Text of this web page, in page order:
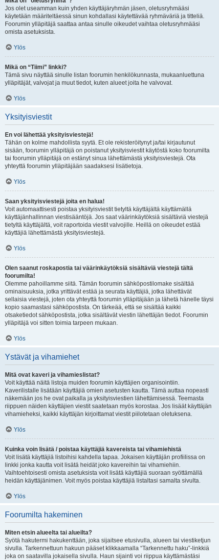
Jos olet useamman kuin yhden käyttäjäryhmän jäsen, oletusryhmääsi
käytetään määriteltäessä sinun kohdallasi käytettävää ryhmäväriä ja titteliä.
Foorumin ylläpitäjä saattaa antaa sinulle oikeudet vaihtaa oletusryhmääsi
omista asetuksista.
Ylös
Mikä on “Tiimi” linkki?
Tämä sivu näyttää sinulle listan foorumin henkilökunnasta, mukaanluettuna
ylläpitäjät, valvojat ja muut tiedot, kuten alueet joita he valvovat.
Ylös
Yksityisviestit
En voi lähettää yksityisviestejä!
Tähän on kolme mahdollista syytä. Et ole rekisteröitynyt ja/tai kirjautunut
sisään, foorumin ylläpitäjä on poistanut yksityisviestit käytöstä koko foorumilta
tai foorumin ylläpitäjä on estänyt sinua lähettämästä yksityisviestejä. Ota
yhteyttä foorumin ylläpitäjään saadaksesi lisätietoja.
Ylös
Saan yksityisviestejä joita en halua!
Voit automaattisesti poistaa yksityisviestit tietyltä käyttäjältä käyttämällä
käyttäjänhallinnan viestisääntöjä. Jos saat väärinkäytöksiä sisältäviä viestejä
tietyltä käyttäjältä, voit raportoida viestit valvojille. Heillä on oikeudet estää
käyttäjiä lähettämästä yksityisviestejä.
Ylös
Olen saanut roskapostia tai väärinkäytöksiä sisältäviä viestejä tältä
foorumilta!
Olemme pahoillamme siitä. Tämän foorumin sähköpostilomake sisältää
ominaisuuksia, jotka yrittävät estää ja seurata käyttäjiä, jotka lähettävät
sellaisia viestejä, joten ota yhteyttä foorumin ylläpitäjään ja lähetä hänelle täysi
kopio saamastasi sähköpostista. On tärkeää, että se sisältää kaikki
otsaketiedot sähköpostista, jotka sisältävät viestin lähettäjän tiedot. Foorumin
ylläpitäjä voi sitten toimia tarpeen mukaan.
Ylös
Ystävät ja vihamiehet
Mitä ovat kaveri ja vihamieslistat?
Voit käyttää näitä listoja muiden foorumin käyttäjien organisointiin.
Kaverilistalle lisätään käyttäjiä omien asetusten kautta. Tämä auttaa nopeasti
näkemään jos he ovat paikalla ja yksityisviestien lähettämisessä. Teemasta
riippuen näiden käyttäjien viestit saatetaan myös korostaa. Jos lisäät käyttäjän
vihamieheksi, kaikki käyttäjän kirjoittamat viestit piilotetaan oletuksena.
Ylös
Kuinka voin lisätä / poistaa käyttäjiä kavereista tai vihamiehistä
Voit lisätä käyttäjiä listoihisi kahdella tapaa. Jokaisen käyttäjän profiilissa on
linkki jonka kautta voit lisätä heidät joko kavereihin tai vihamiehiin.
Vaihtoehtoisesti omista asetuksista voit lisätä käyttäjiä suoraan syöttämällä
heidän käyttäjänimen. Voit myös poistaa käyttäjiä listaltasi samalta sivulta.
Ylös
Foorumilta hakeminen
Miten etsin alueelta tai alueilta?
Syötä hakutermi hakukenttään, joka sijaitsee etusivulla, alueen tai viestiketjun
sivulla. Tarkennettuun hakuun pääset klikkaamalla “Tarkennettu haku”-linkkiä
joka on saatavilla jokaisella sivulla. Haun sijainti voi riippua käyttämästäsi